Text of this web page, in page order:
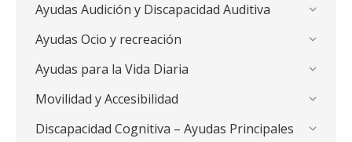
Ayudas Audición y Discapacidad Auditiva
Ayudas Ocio y recreación
Ayudas para la Vida Diaria
Movilidad y Accesibilidad
Discapacidad Cognitiva – Ayudas Principales